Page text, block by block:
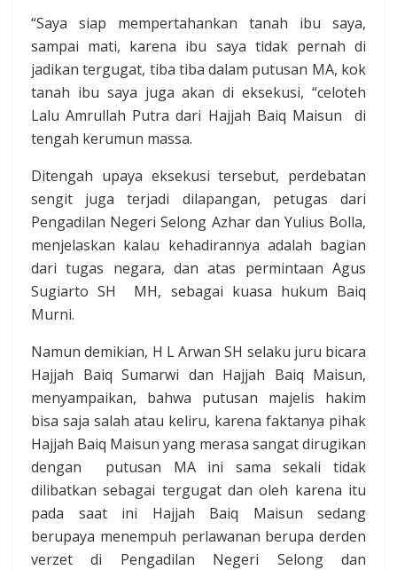
“Saya siap mempertahankan tanah ibu saya,
sampai mati, karena ibu saya tidak pernah di
jadikan tergugat, tiba tiba dalam putusan MA, kok
tanah ibu saya juga akan di eksekusi, “celoteh
Lalu Amrullah Putra dari Hajjah Baiq Maisun di
tengah kerumun massa.
Ditengah upaya eksekusi tersebut, perdebatan
sengit juga terjadi dilapangan, petugas dari
Pengadilan Negeri Selong Azhar dan Yulius Bolla,
menjelaskan kalau kehadirannya adalah bagian
dari tugas negara, dan atas permintaan Agus
Sugiarto SH MH, sebagai kuasa hukum Baiq
Murni.
Namun demikian, H L Arwan SH selaku juru bicara
Hajjah Baiq Sumarwi dan Hajjah Baiq Maisun,
menyampaikan, bahwa putusan majelis hakim
bisa saja salah atau keliru, karena faktanya pihak
Hajjah Baiq Maisun yang merasa sangat dirugikan
dengan putusan MA ini sama sekali tidak
dilibatkan sebagai tergugat dan oleh karena itu
pada saat ini Hajjah Baiq Maisun sedang
berupaya menempuh perlawanan berupa derden
verzet di Pengadilan Negeri Selong dan